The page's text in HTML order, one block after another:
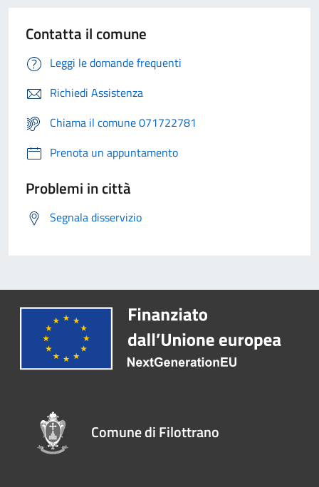
Contatta il comune
Leggi le domande frequenti
Richiedi Assistenza
Chiama il comune 071722781
Prenota un appuntamento
Problemi in città
Segnala disservizio
Comune di Filottrano